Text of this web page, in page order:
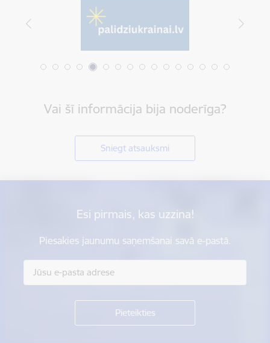
Vai šī informācija bija noderīga?
Sniegt atsauksmi
Esi pirmais, kas uzzina!
Piesakies jaunumu saņemšanai savā e-pastā.